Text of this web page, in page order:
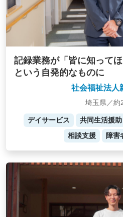
記録業務が「皆に知って
という自発的なものに
社会福祉法人
埼玉県／約
デイサービス 共同生活援助
相談支援
障害